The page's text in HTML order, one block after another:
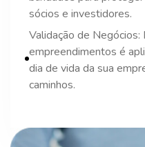
sócios e investidores.
Validação de
empreendimentos é
dia de vida da sua
caminhos.